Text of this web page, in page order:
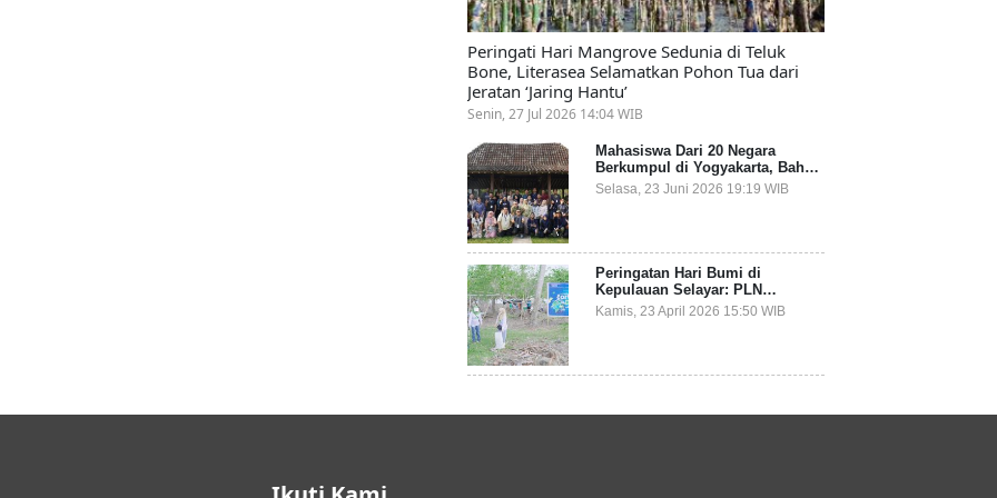
Peringati Hari Mangrove Sedunia di Teluk
Bone, Literasea Selamatkan Pohon Tua dari
Jeratan ‘Jaring Hantu’
Senin, 27 Jul 2026 14:04 WIB
Mahasiswa Dari 20 Negara
Berkumpul di Yogyakarta, Bahas
Mitigasi Ancaman Kesehatan
Global
Selasa, 23 Juni 2026 19:19 WIB
Peringatan Hari Bumi di
Kepulauan Selayar: PLN
Indonesia Power Gandeng
Pemda dan Komunitas, Giatkan
Kamis, 23 April 2026 15:50 WIB